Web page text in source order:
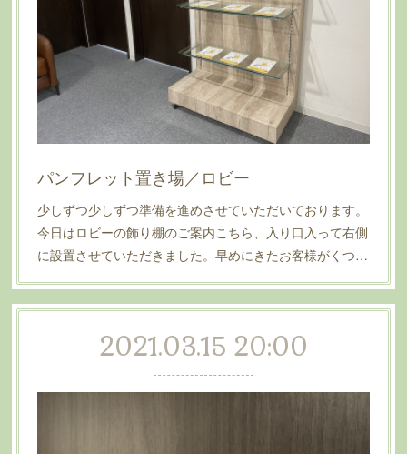
パンフレット置き場／ロビー
少しずつ少しずつ準備を進めさせていただいております。
今日はロビーの飾り棚のご案内こちら、入り口入って右側
に設置させていただきました。早めにきたお客様がくつ…
2021.03.15 20:00